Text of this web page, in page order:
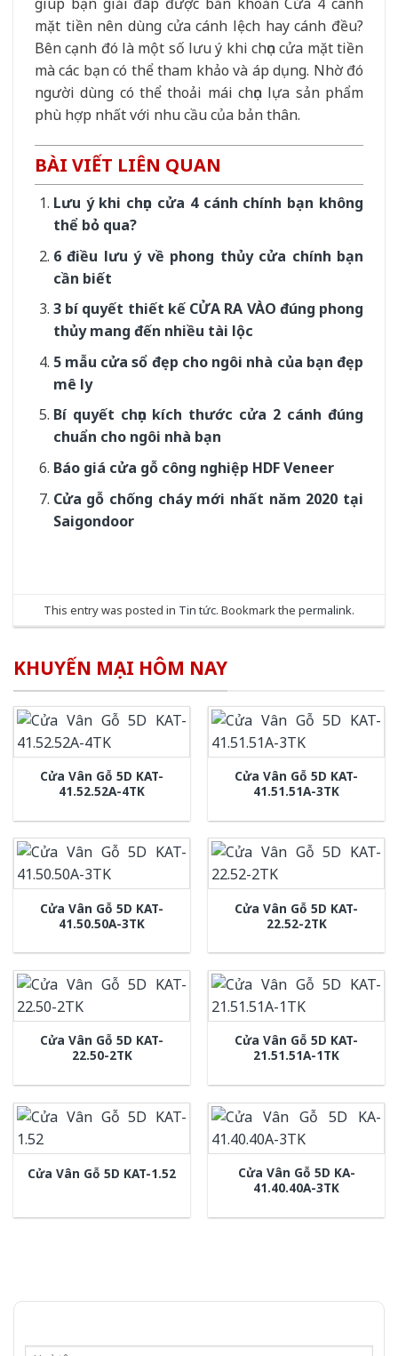
mặt tiền nên dùng cửa cánh lệch hay cánh đều?
Bên cạnh đó là một số lưu ý khi chọn cửa mặt tiền
mà các bạn có thể tham khảo và áp dụng. Nhờ đó
người dùng có thể thoải mái chọn lựa sản phẩm
phù hợp nhất với nhu cầu của bản thân.
BÀI VIẾT LIÊN QUAN
Lưu ý khi chọn cửa 4 cánh chính bạn không
thể bỏ qua?
6 điều lưu ý về phong thủy cửa chính bạn
cần biết
3 bí quyết thiết kế CỬA RA VÀO đúng phong
thủy mang đến nhiều tài lộc
5 mẫu cửa sổ đẹp cho ngôi nhà của bạn đẹp
mê ly
Bí quyết chọn kích thước cửa 2 cánh đúng
chuẩn cho ngôi nhà bạn
Báo giá cửa gỗ công nghiệp HDF Veneer
Cửa gỗ chống cháy mới nhất năm 2020 tại
Saigondoor
This entry was posted in Tin tức. Bookmark the permalink.
KHUYẾN MẠI HÔM NAY
Cửa Vân Gỗ 5D KAT-
41.52.52A-4TK
Cửa Vân Gỗ 5D KAT-
41.51.51A-3TK
Cửa Vân Gỗ 5D KAT-
41.50.50A-3TK
Cửa Vân Gỗ 5D KAT-
22.52-2TK
Cửa Vân Gỗ 5D KAT-
22.50-2TK
Cửa Vân Gỗ 5D KAT-
21.51.51A-1TK
Cửa Vân Gỗ 5D KAT-1.52
Cửa Vân Gỗ 5D KA-
41.40.40A-3TK